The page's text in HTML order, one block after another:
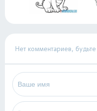
Нет комментариев,